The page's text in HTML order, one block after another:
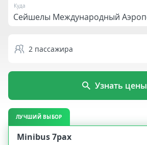
Куда
2 пассажира
Узнать цены
ЛУЧШИЙ ВЫБОР
Minibus 7pax